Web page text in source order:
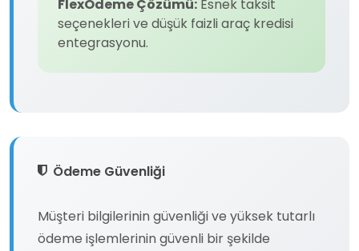
FlexÖdeme Çözümü: Esnek taksit
seçenekleri ve düşük faizli araç kredisi
entegrasyonu.
Ödeme Güvenliği
Müşteri bilgilerinin güvenliği ve yüksek tutarlı
ödeme işlemlerinin güvenli bir şekilde